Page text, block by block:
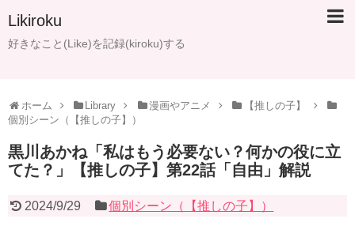
Likiroku
好きなこと(Like)を記録(kiroku)する
ホーム Library 漫画やアニメ
【推しの子】
個別シーン（【推しの子】）
黒川あかね「私はもう必要ない？何かの役に立
てた？」【推しの子】第22話「自由」解説
2024/9/29 個別シーン（【推しの子】）